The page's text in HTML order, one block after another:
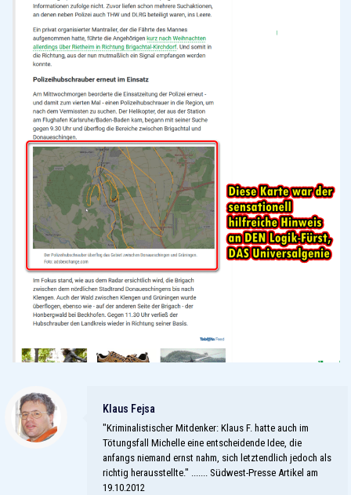
Klaus Fejsa
"Kriminalistischer Mitdenker: Klaus F. hatte auch im
Tötungsfall Michelle eine entscheidende Idee, die
anfangs niemand ernst nahm, sich letztendlich jedoch als
richtig herausstellte." ....... Südwest-Presse Artikel am
19.10.2012